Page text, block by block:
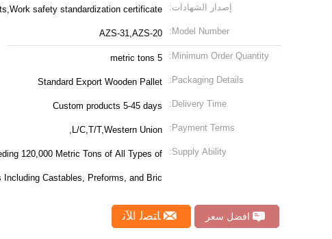
إصدار الشهادات: safety standardization certificate
Model Number:
AZS-31,AZS-20
Minimum Order Quantity:
5 metric tons
Packaging Details:
Standard Export Wooden Pallet
Delivery Time:
Custom products 5-45 days
Payment Terms:
L/C,T/T,Western Union,
Supply Ability:
120,000 Metric Tons of All Types of
Including Castables, Preforms, and Bric
افضل سعر ﺎﺘﺼﻟ ﺍﻶﻧ